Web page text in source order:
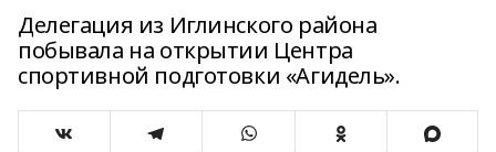
Делегация из Иглинского района
побывала на открытии Центра
спортивной подготовки «Агидель».